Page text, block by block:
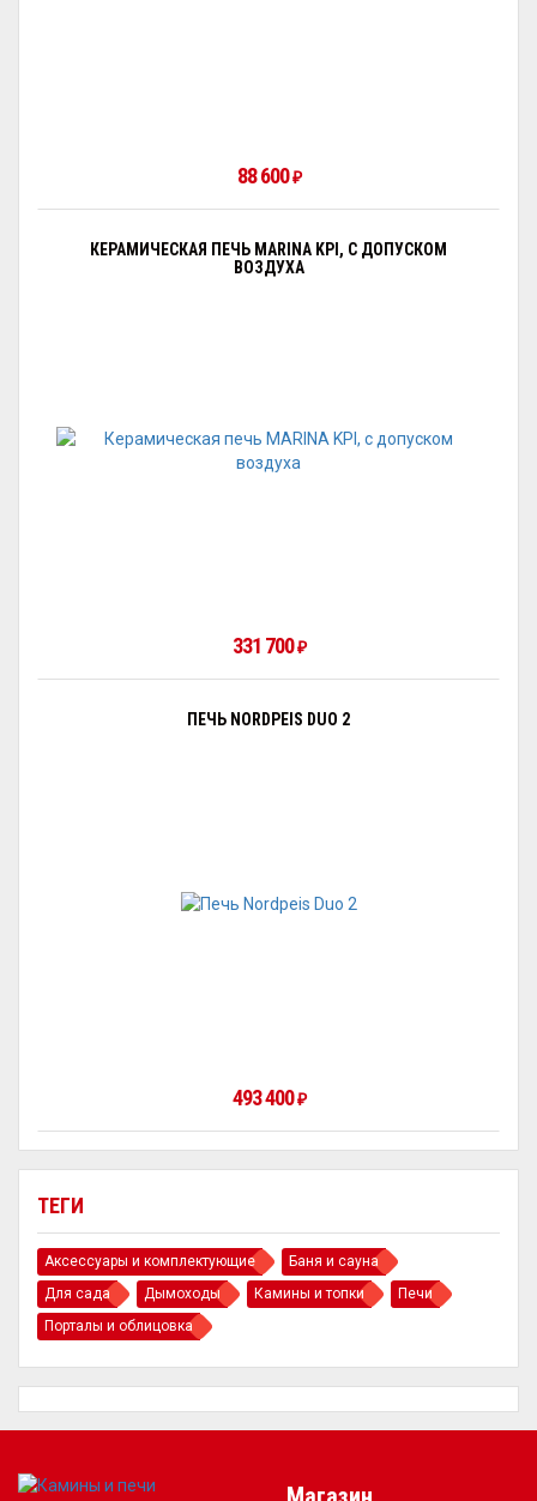
ТЕГИ
Аксессуары и комплектующие
Баня и сауна
Для сада
Дымоходы Камины и топки
Печи
Порталы и облицовка
88 600₽
КЕРАМИЧЕСКАЯ ПЕЧЬ MARINA KPI, С ДОПУСКОМ
ВОЗДУХА
331 700₽
ПЕЧЬ NORDPEIS DUO 2
493 400₽